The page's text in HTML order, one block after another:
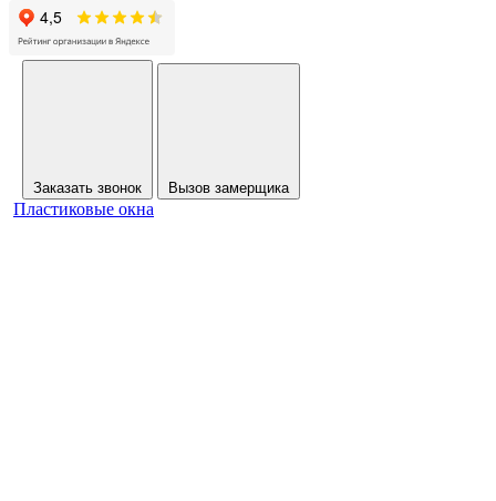
Заказать звонок Вызов замерщика
Пластиковые окна